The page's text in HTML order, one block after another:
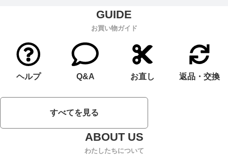
お買い物ガイド
ヘルプ Q&A お直し 返品・交換
すべてを見る
わたしたちについて